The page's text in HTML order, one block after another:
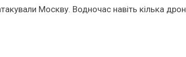
Москву. Водночас навіть кілька